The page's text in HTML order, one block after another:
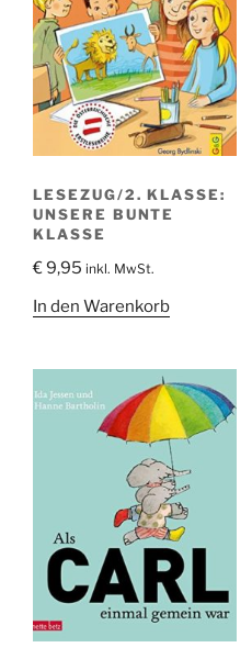
LESEZUG/2. KLASSE:
UNSERE BUNTE
KLASSE
€9,95 inkl. MwSt.
In den Warenkorb